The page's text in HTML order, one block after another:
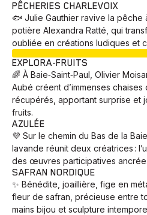
PÊCHERIES CHARLEVOIX
🐟 Julie Gauthier ravive la pêche
potière Alexandra Ratté, qui
oubliée en créations ludiques et
EXPLORA-FRUITS
🌈 À Baie‑Saint‑Paul, Olivier
Aubé créent d’immenses
récupérés, apportant surprise et
fruits.
AZULÉE
💜 Sur le chemin du Bas de la
lavande réunit deux créatrices :
des œuvres participatives
SAFRAN NORDIQUE
✨ Bénédite, joaillière, fige en
fleur de safran, précieuse entre
mains bijou et sculpture